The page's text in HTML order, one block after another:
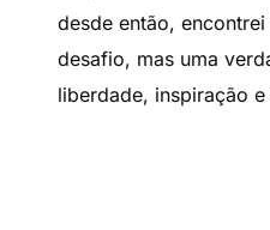
desde então,
desafio, mas uma
liberdade, inspiração